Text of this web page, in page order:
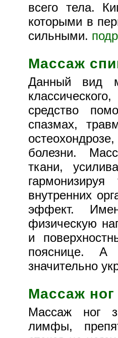
всего тела.
которыми в
сильными.
Массаж
Данный вид
средство
спазмах,
болезни.
ткани,
внутренних
эффект.
физическую
и
пояснице. А
значительно
Массаж ног
Массаж ног
лимфы,